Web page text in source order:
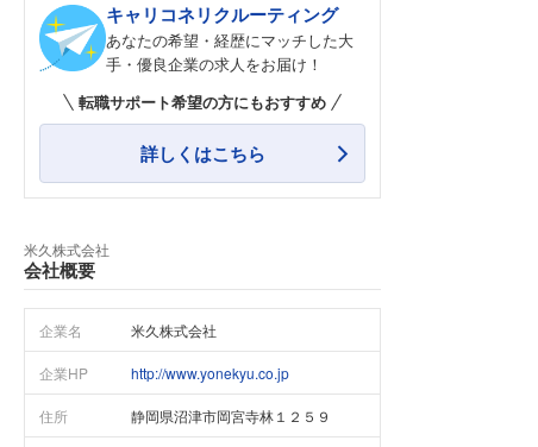
キャリコネリクルーティング
あなたの希望・経歴にマッチした大
手・優良企業の求人をお届け！
転職サポート希望の方にもおすすめ
詳しくはこちら
米久株式会社
会社概要
企業名 米久株式会社
企業HP http://www.yonekyu.co.jp
住所 静岡県沼津市岡宮寺林１２５９